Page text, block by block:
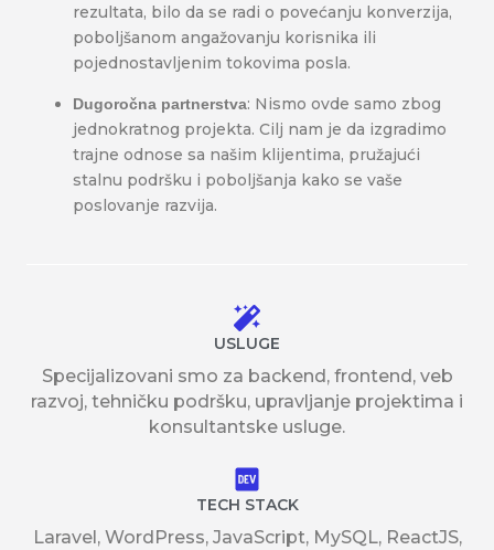
rezultata, bilo da se radi o povećanju konverzija,
poboljšanom angažovanju korisnika ili
pojednostavljenim tokovima posla.
Dugoročna partnerstva: Nismo ovde samo zbog
jednokratnog projekta. Cilj nam je da izgradimo
trajne odnose sa našim klijentima, pružajući
stalnu podršku i poboljšanja kako se vaše
poslovanje razvija.
USLUGE
Specijalizovani smo za backend, frontend, veb
razvoj, tehničku podršku, upravljanje projektima i
konsultantske usluge.
TECH STACK
Laravel, WordPress, JavaScript, MySQL, ReactJS,